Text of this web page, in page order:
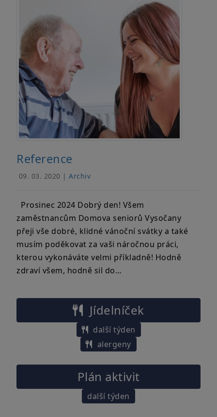
Reference
09. 03. 2020 |Archiv
Prosinec 2024 Dobrý den! Všem
zaměstnancům Domova seniorů Vysočany
přeji vše dobré, klidné vánoční svátky a také
musím poděkovat za vaši náročnou práci,
kterou vykonáváte velmi příkladně! Hodně
zdraví všem, hodně sil do…
Jídelníček
další týden
alergeny
Plán aktivit
další týden